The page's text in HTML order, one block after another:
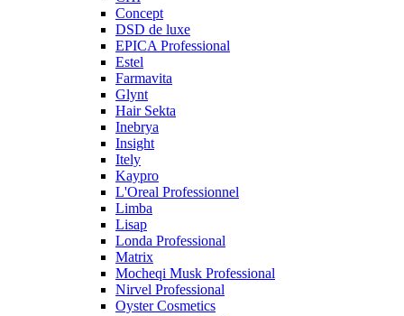
Concept
DSD de luxe
EPICA Professional
Estel
Farmavita
Glynt
Hair Sekta
Inebrya
Insight
Itely
Kaypro
L'Oreal Professionnel
Limba
Lisap
Londa Professional
Matrix
Mocheqi Musk Professional
Nirvel Professional
Oyster Cosmetics